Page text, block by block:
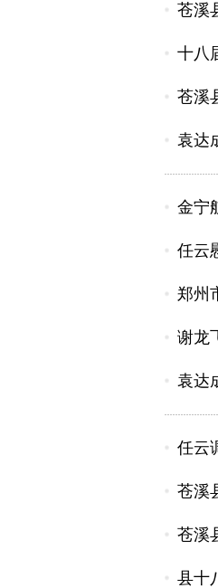
苍溪
十八
苍溪
袁达
金宁
任云
郑州
谢龙
袁达
任云
苍溪
苍溪
县十